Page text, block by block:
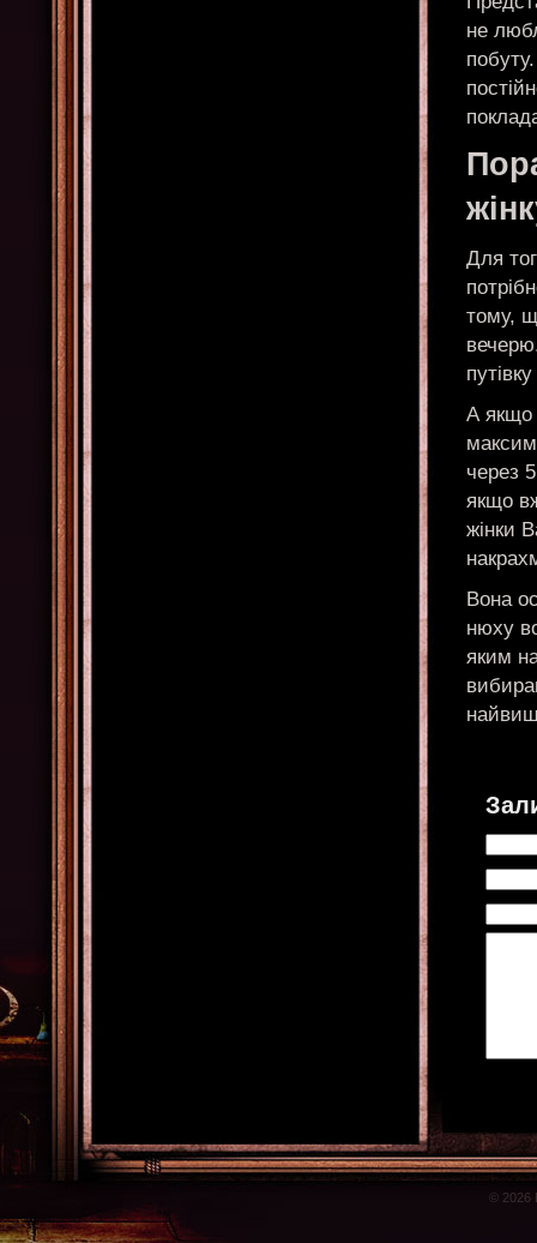
не
Для
тому,
А якщо
через
якщо
жінки
Вона
нюху
яким
© 2026